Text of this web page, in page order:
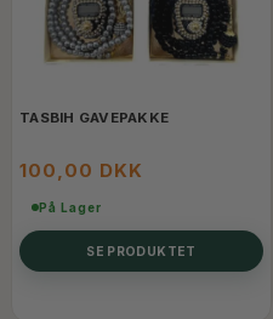
TASBIH GAVEPAKKE
100,00 DKK
På Lager
SE PRODUKTET